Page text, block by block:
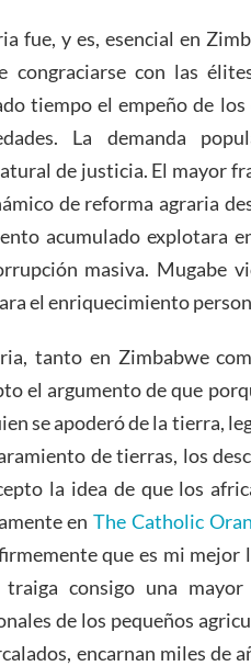
fue, y es, esencial en
congraciarse con las
tiempo el empeño de
La demanda
de justicia. El mayor
de reforma agraria
acumulado explotara
masiva. Mugabe
el enriquecimiento
tanto en Zimbabwe
el argumento de que
se apoderó de la tierra,
de tierras, los
la idea de que los
en The Catholic
que es mi mejor
consigo una
de los pequeños
encarnan miles de